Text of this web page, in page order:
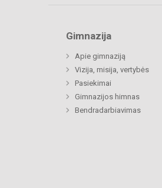
Gimnazija
Apie gimnaziją
Vizija, misija, vertybės
Pasiekimai
Gimnazijos himnas
Bendradarbiavimas